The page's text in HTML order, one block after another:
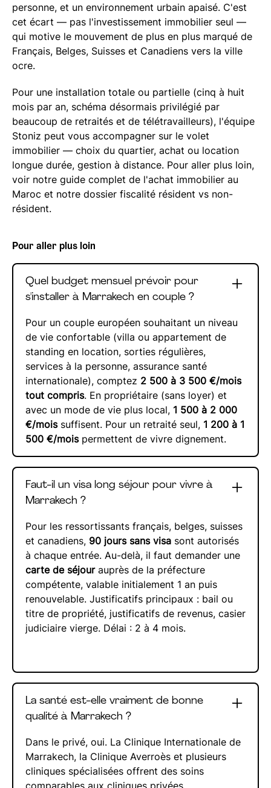
personne, et un environnement urbain apaisé. C'est
cet écart — pas l'investissement immobilier seul —
qui motive le mouvement de plus en plus marqué de
Français, Belges, Suisses et Canadiens vers la ville
ocre.
Pour une installation totale ou partielle (cinq à huit
mois par an, schéma désormais privilégié par
beaucoup de retraités et de télétravailleurs), l'équipe
Stoniz peut vous accompagner sur le volet
immobilier — choix du quartier, achat ou location
longue durée, gestion à distance. Pour aller plus loin,
voir notre guide complet de l'achat immobilier au
Maroc et notre dossier fiscalité résident vs non-
résident.
Pour aller plus loin
Quel budget mensuel prévoir pour
s'installer à Marrakech en couple ?
Pour un couple européen souhaitant un niveau
de vie confortable (villa ou appartement de
standing en location, sorties régulières,
services à la personne, assurance santé
internationale), comptez 2 500 à 3 500 €/mois
tout compris. En propriétaire (sans loyer) et
avec un mode de vie plus local, 1 500 à 2 000
€/moissuffisent. Pour un retraité seul, 1 200 à 1
500 €/moispermettent de vivre dignement.
Faut-il un visa long séjour pour vivre à
Marrakech ?
Pour les ressortissants français, belges, suisses
et canadiens, 90 jours sans visa sont autorisés
à chaque entrée. Au-delà, il faut demander une
carte de séjourauprès de la préfecture
compétente, valable initialement 1 an puis
renouvelable. Justificatifs principaux : bail ou
titre de propriété, justificatifs de revenus, casier
judiciaire vierge. Délai : 2 à 4 mois.
La santé est-elle vraiment de bonne
qualité à Marrakech ?
Dans le privé, oui. La Clinique Internationale de
Marrakech, la Clinique Averroès et plusieurs
cliniques spécialisées offrent des soins